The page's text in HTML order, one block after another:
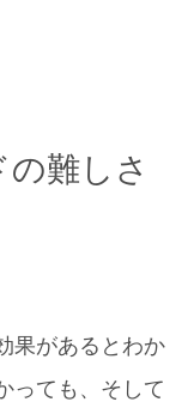
難しさ
果があるとわか
っても、そして